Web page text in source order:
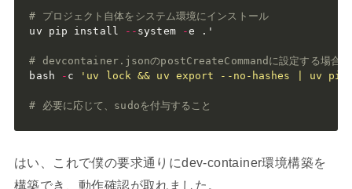
# プロジェクト自体をシステム環境にインストール
uv pip install
- - system -e . '
# devcontainer.jsonのpostCreateCommandに設定する場合
bash
- c 'uv lock && uv export --no-hashes | uv
# 必要に応じて、sudoを付与すること
はい、これで僕の要求通りにdev-container環境構築を
構築でき、動作確認が取れました。